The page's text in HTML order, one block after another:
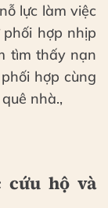
lực làm việc
phối hợp nhịp
tìm thấy nạn
hợp cùng
nhà.,
cứu hộ và